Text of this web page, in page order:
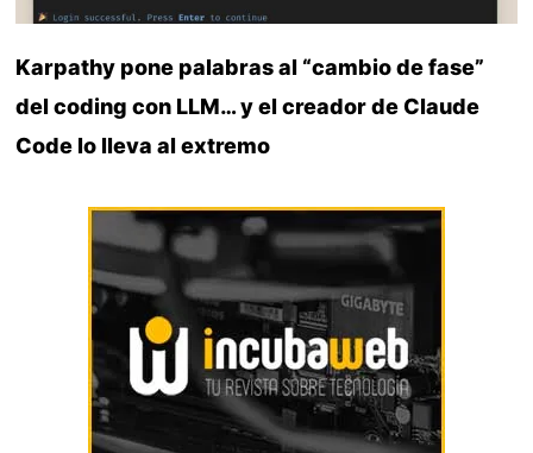
Karpathy pone palabras al “cambio de fase”
del coding con LLM… y el creador de Claude
Code lo lleva al extremo